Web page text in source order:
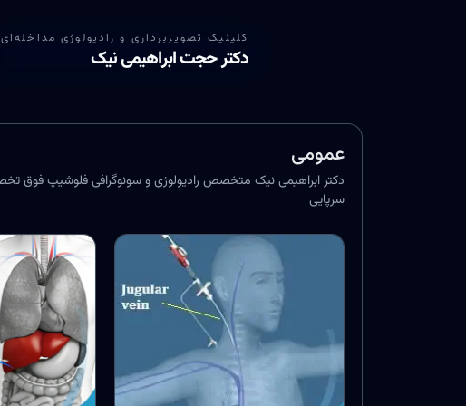
کلینیک تصویربرداری و رادیولوژی مداخله‌ای
دکتر حجت ابراهیمی نیک
عمومی
سرپایی